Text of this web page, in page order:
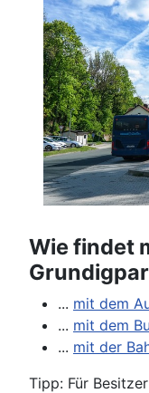
Wie findet
... mit dem
... mit dem
... mit der
Tipp: Für